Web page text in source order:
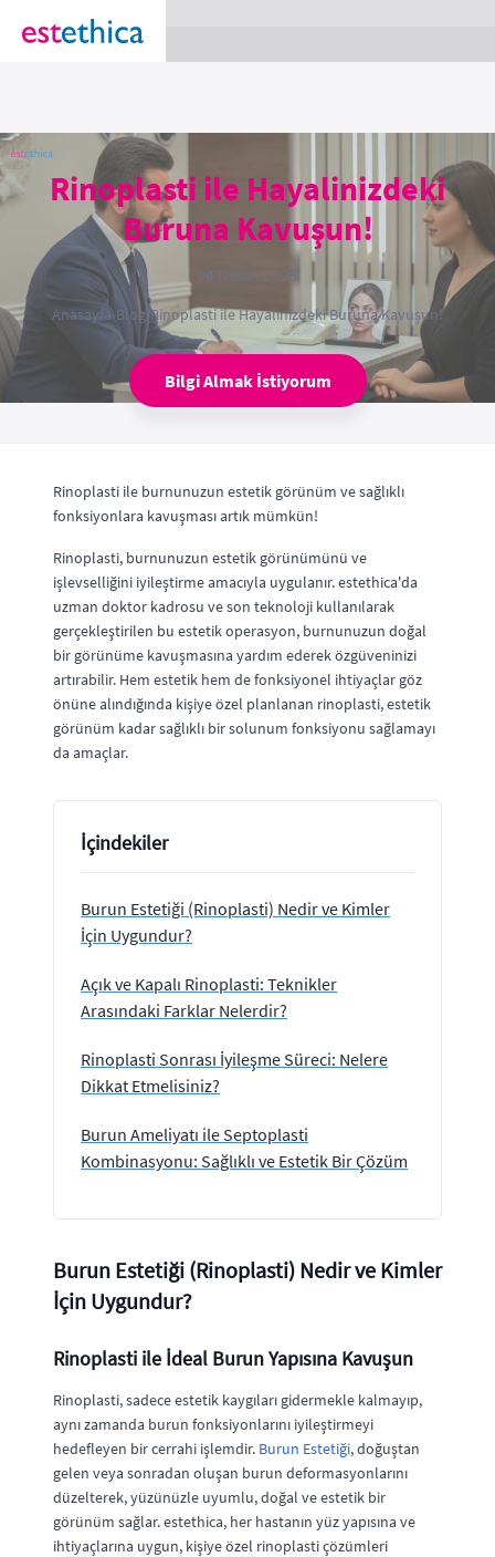
section Service {
Rinoplasti ile Hayalinizdeki
Buruna Kavuşun!
04 Nisan 2025
Anasayfa› Blog ›Rinoplasti ile Hayalinizdeki Buruna Kavuşun!
Bilgi Almak İstiyorum
Rinoplasti ile burnunuzun estetik görünüm ve sağlıklı
fonksiyonlara kavuşması artık mümkün!
Rinoplasti, burnunuzun estetik görünümünü ve
işlevselliğini iyileştirme amacıyla uygulanır. estethica'da
uzman doktor kadrosu ve son teknoloji kullanılarak
gerçekleştirilen bu estetik operasyon, burnunuzun doğal
bir görünüme kavuşmasına yardım ederek özgüveninizi
artırabilir. Hem estetik hem de fonksiyonel ihtiyaçlar göz
önüne alındığında kişiye özel planlanan rinoplasti, estetik
görünüm kadar sağlıklı bir solunum fonksiyonu sağlamayı
da amaçlar.
İçindekiler
Burun Estetiği (Rinoplasti) Nedir ve Kimler
İçin Uygundur?
Açık ve Kapalı Rinoplasti: Teknikler
Arasındaki Farklar Nelerdir?
Rinoplasti Sonrası İyileşme Süreci: Nelere
Dikkat Etmelisiniz?
Burun Ameliyatı ile Septoplasti
Kombinasyonu: Sağlıklı ve Estetik Bir Çözüm
Burun Estetiği (Rinoplasti) Nedir ve Kimler
İçin Uygundur?
Rinoplasti ile İdeal Burun Yapısına Kavuşun
Rinoplasti, sadece estetik kaygıları gidermekle kalmayıp,
aynı zamanda burun fonksiyonlarını iyileştirmeyi
hedefleyen bir cerrahi işlemdir. Burun Estetiği, doğuştan
gelen veya sonradan oluşan burun deformasyonlarını
düzelterek, yüzünüzle uyumlu, doğal ve estetik bir
görünüm sağlar. estethica, her hastanın yüz yapısına ve
ihtiyaçlarına uygun, kişiye özel rinoplasti çözümleri